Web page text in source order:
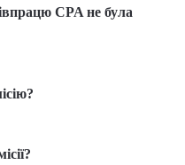
CPA не була